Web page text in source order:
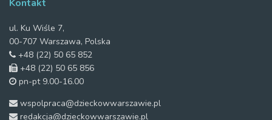
Kontakt
ul. Ku Wiśle 7,
00-707 Warszawa, Polska
+48 (22) 50 65 852
+48 (22) 50 65 856
pn-pt 9.00-16.00
wspolpraca@dzieckowwarszawie.pl
redakcja@dzieckowwarszawie.pl